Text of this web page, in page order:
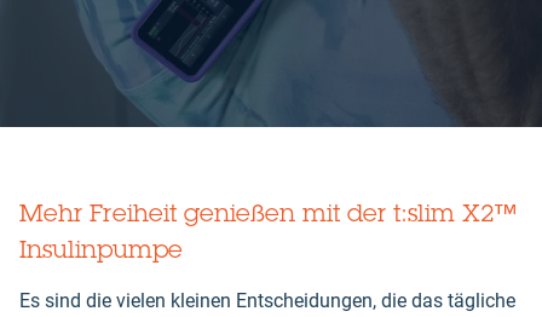
Mehr Freiheit genießen mit der t:slim X2™
Insulinpumpe
Es sind die vielen kleinen Entscheidungen, die das tägliche